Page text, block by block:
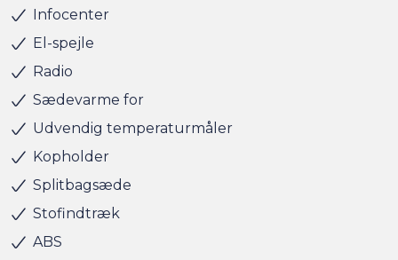
Salgsafdelingen åbningstider:
Man-Fre kl. 10.00 - 17.00
Lørdag kl. 11.00 - 15.00
Søndag kl. 10.00 - 15.00
Infocenter
El-spejle
Radio
Sædevarme for
Udvendig temperaturmåler
Kopholder
Splitbagsæde
Stofindtræk
ABS